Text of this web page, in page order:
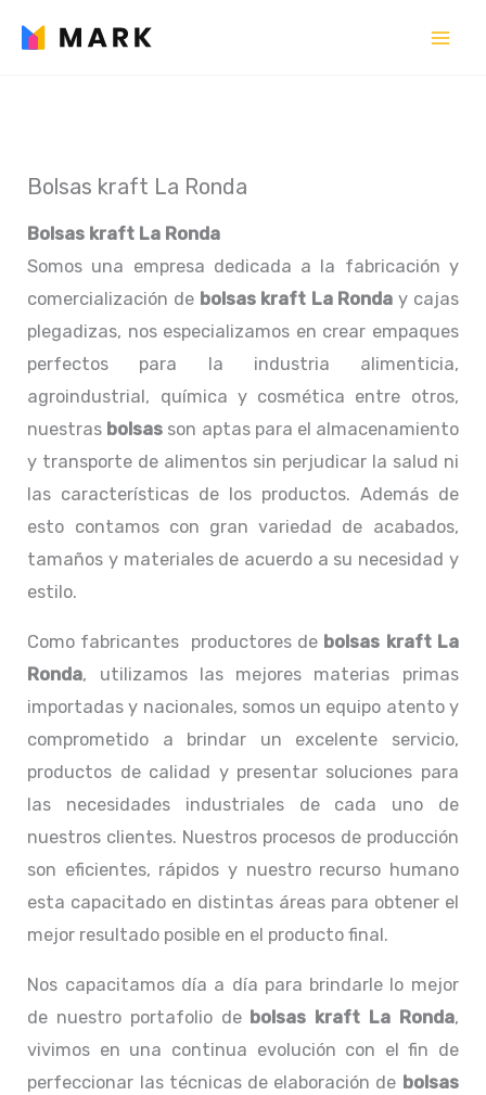
Bolsas kraft La Ronda
Bolsas kraft La Ronda
Somos una empresa dedicada a la fabricación y
comercialización de bolsas kraft La Ronda y cajas
plegadizas, nos especializamos en crear empaques
perfectos para la industria alimenticia,
agroindustrial, química y cosmética entre otros,
nuestras bolsas son aptas para el almacenamiento
y transporte de alimentos sin perjudicar la salud ni
las características de los productos. Además de
esto contamos con gran variedad de acabados,
tamaños y materiales de acuerdo a su necesidad y
estilo.
Como fabricantes productores de bolsas kraft La
Ronda, utilizamos las mejores materias primas
importadas y nacionales, somos un equipo atento y
comprometido a brindar un excelente servicio,
productos de calidad y presentar soluciones para
las necesidades industriales de cada uno de
nuestros clientes. Nuestros procesos de producción
son eficientes, rápidos y nuestro recurso humano
esta capacitado en distintas áreas para obtener el
mejor resultado posible en el producto final.
Nos capacitamos día a día para brindarle lo mejor
de nuestro portafolio de bolsas kraft La Ronda,
vivimos en una continua evolución con el fin de
perfeccionar las técnicas de elaboración de bolsas